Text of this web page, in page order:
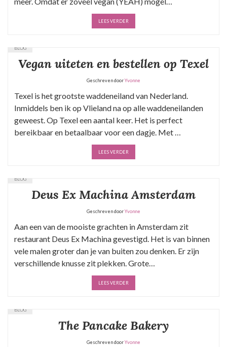
LEES VERDER
BLOG
Vegan uiteten en bestellen op Texel
Geschreven doorYvonne
Texel is het grootste waddeneiland van Nederland.
Inmiddels ben ik op Vlieland na op alle waddeneilanden
geweest. Op Texel een aantal keer. Het is perfect
bereikbaar en betaalbaar voor een dagje. Met …
LEES VERDER
BLOG
Deus Ex Machina Amsterdam
Geschreven doorYvonne
Aan een van de mooiste grachten in Amsterdam zit
restaurant Deus Ex Machina gevestigd. Het is van binnen
vele malen groter dan je van buiten zou denken. Er zijn
verschillende knusse zit plekken. Grote…
LEES VERDER
BLOG
The Pancake Bakery
Geschreven doorYvonne